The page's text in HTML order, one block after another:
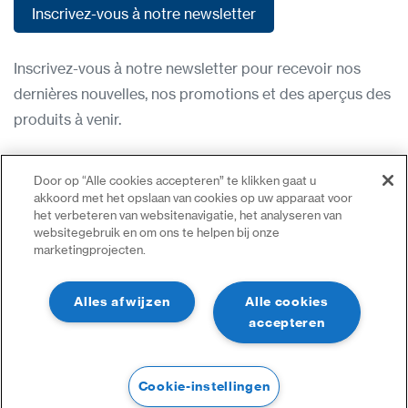
Inscrivez-vous à notre newsletter
Inscrivez-vous à notre newsletter pour recevoir nos
dernières nouvelles, nos promotions et des aperçus des
produits à venir.
Condititions d'utilisation
Politique de confidentialité
Nous contacter
Se connecter
Plan du site
©2023 Tous droits réservés | CDVI
Door op “Alle cookies accepteren” te klikken gaat u
akkoord met het opslaan van cookies op uw apparaat voor
het verbeteren van websitenavigatie, het analyseren van
websitegebruik en om ons te helpen bij onze
marketingprojecten.
Alle cookies
accepteren
Alles afwijzen
Cookie-instellingen